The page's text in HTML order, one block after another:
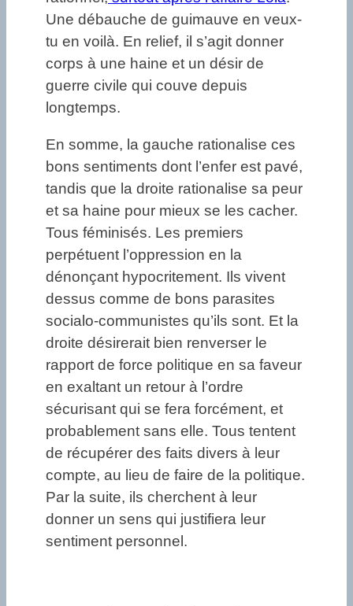
Une débauche de guimauve en veux-
tu en voilà. En relief, il s’agit donner
corps à une haine et un désir de
guerre civile qui couve depuis
longtemps.
En somme, la gauche rationalise ces
bons sentiments dont l’enfer est pavé,
tandis que la droite rationalise sa peur
et sa haine pour mieux se les cacher.
Tous féminisés. Les premiers
perpétuent l’oppression en la
dénonçant hypocritement. Ils vivent
dessus comme de bons parasites
socialo-communistes qu’ils sont. Et la
droite désirerait bien renverser le
rapport de force politique en sa faveur
en exaltant un retour à l’ordre
sécurisant qui se fera forcément, et
probablement sans elle. Tous tentent
de récupérer des faits divers à leur
compte, au lieu de faire de la politique.
Par la suite, ils cherchent à leur
donner un sens qui justifiera leur
sentiment personnel.